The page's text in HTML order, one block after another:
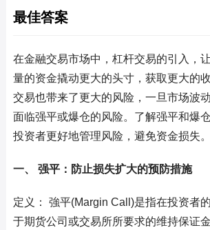
最佳答案
在金融交易市场中，杠杆交易的引入，
量的资金撬动更大的头寸，获取更大的
交易也带来了更大的风险，一旦市场波
面临强平或爆仓的风险。了解强平和爆
投资者更好地管理风险，避免资金损失。
一、 强平：防止损失扩大的预防措施
定义： 強平(Margin Call)是指在投资者
于期货公司或交易所所要求的维持保证